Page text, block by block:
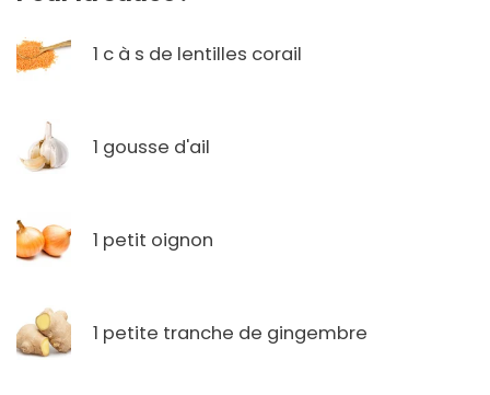
1 c à s de lentilles corail
1 gousse d'ail
1 petit oignon
1 petite tranche de gingembre